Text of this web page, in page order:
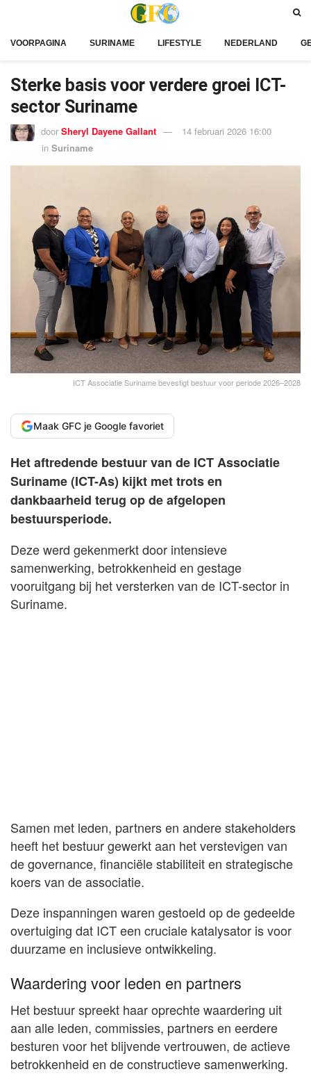
VOORPAGINA SURINAME LIFESTYLE NEDERLAND
Sterke basis voor verdere groei ICT-
sector Suriname
door Sheryl Dayene Gallant
14 februari 2026 16:00
in Suriname
ICT Associatie Suriname bevestigt bestuur voor periode 2026–2028
Maak GFC je Google favoriet
Het aftredende bestuur van de ICT Associatie
Suriname (ICT-As) kijkt met trots en
dankbaarheid terug op de afgelopen
bestuursperiode.
Deze werd gekenmerkt door intensieve
samenwerking, betrokkenheid en gestage
vooruitgang bij het versterken van de ICT-sector in
Suriname.
Samen met leden, partners en andere stakeholders
heeft het bestuur gewerkt aan het verstevigen van
de governance, financiële stabiliteit en strategische
koers van de associatie.
Deze inspanningen waren gestoeld op de gedeelde
overtuiging dat ICT een cruciale katalysator is voor
duurzame en inclusieve ontwikkeling.
Waardering voor leden en partners
Het bestuur spreekt haar oprechte waardering uit
aan alle leden, commissies, partners en eerdere
besturen voor het blijvende vertrouwen, de actieve
betrokkenheid en de constructieve samenwerking.